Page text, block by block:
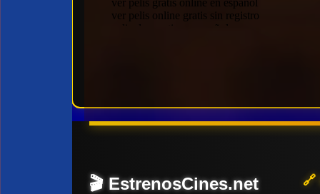
🎬 EstrenosCines.net